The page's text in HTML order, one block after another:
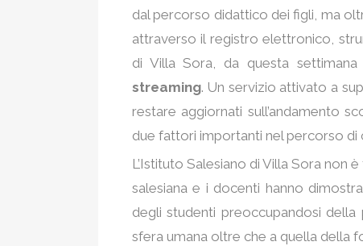
dal percorso didattico dei figli, ma
attraverso il registro elettronico,
di Villa Sora, da questa
streaming. Un servizio attivato a
restare aggiornati sull’andamento
due fattori importanti nel percorso di
L’Istituto Salesiano di Villa Sora non
salesiana e i docenti hanno
degli studenti preoccupandosi
sfera umana oltre che a quella della